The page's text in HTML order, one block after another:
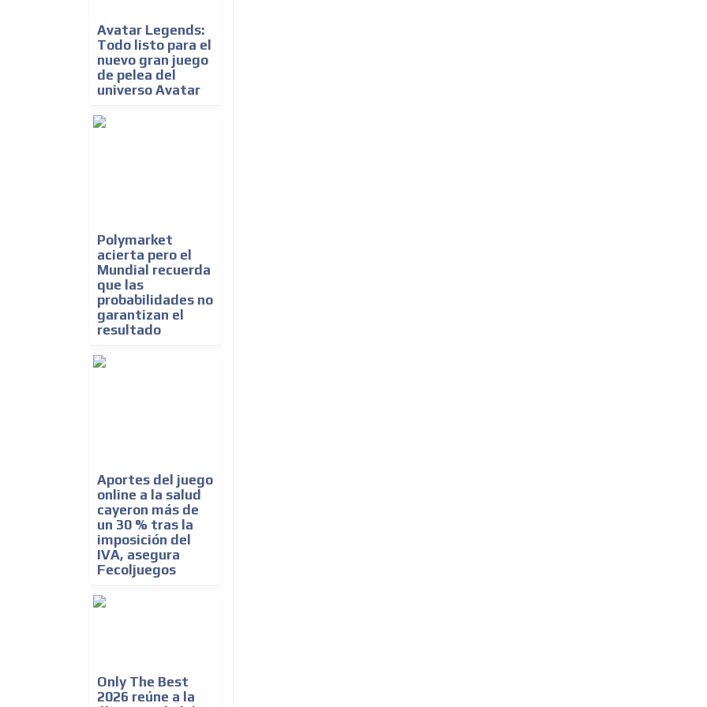
Avatar Legends:
Todo listo para el
nuevo gran juego
de pelea del
universo Avatar
Polymarket
acierta pero el
Mundial recuerda
que las
probabilidades no
garantizan el
resultado
Aportes del juego
online a la salud
cayeron más de
un 30 % tras la
imposición del
IVA, asegura
Fecoljuegos
Only The Best
2026 reúne a la